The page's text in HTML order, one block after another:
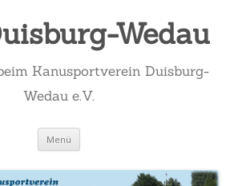
Wedau
Kanusportverein Duisburg-
Wedau e.V.
Menü Zum
springen